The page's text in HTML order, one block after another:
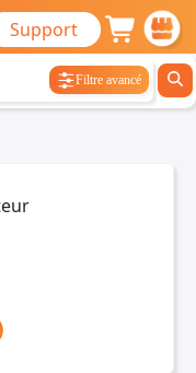
Support
Filtre avancé